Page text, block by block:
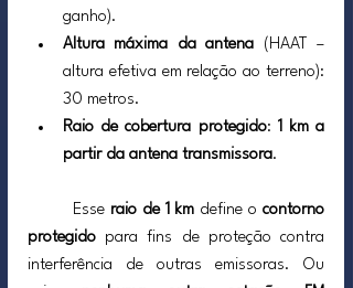
ganho).
Altura máxima da antena (HAAT –
altura efetiva em relação ao terreno):
30 metros.
Raio de cobertura protegido: 1 km a
partir da antena transmissora.
	Esse
raio de 1 km define o contorno
protegido para fins de proteção contra
interferência de outras emissoras. Ou